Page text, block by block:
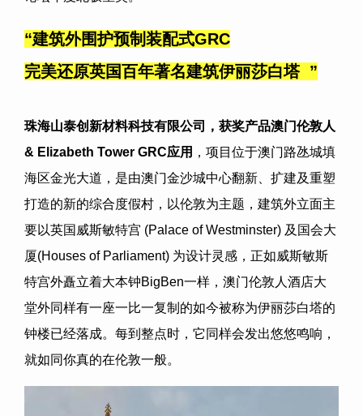
“建筑外围护预制装配式GRC
完美还原英国百年著名建筑伊丽莎白塔 ”
珠海山泰创新材料科技有限公司，获奖产品澳门伦敦人
& Elizabeth Tower GRC应用 ，项目位于澳门路氹城填
海区金光大道，是由澳门金沙城中心翻新、扩建及重塑
打造的新的综合度假村，以伦敦为主题，建筑外立面主
要以英国威斯敏特宫 (Palace of Westminster) 及国会大
厦(Houses of Parliament) 为设计灵感，正如威斯敏斯
特宫外矗立着大本钟BigBen一样，澳门伦敦人酒店大
堂外同样有一座一比一复制的如今被称为伊丽莎白塔的
钟楼已经落成。每到整点时，它同样会发出悠悠鸣响，
就如同你真的在伦敦一般。